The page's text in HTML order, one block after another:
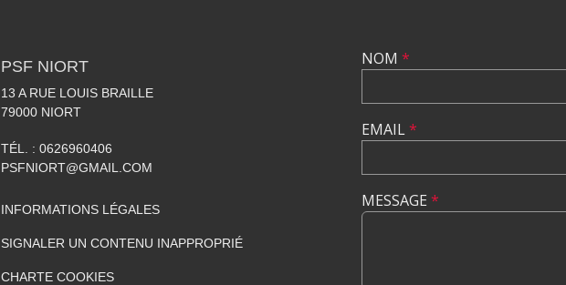
PSF NIORT
13 A RUE LOUIS BRAILLE
79000 NIORT
TÉL. : 0626960406
PSFNIORT@GMAIL.COM
INFORMATIONS LÉGALES
SIGNALER UN CONTENU INAPPROPRIÉ
CHARTE COOKIES
NOM *
EMAIL*
MESSAGE *